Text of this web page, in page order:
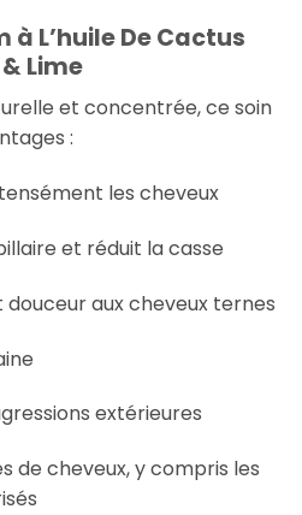
L’huile De Cactus
Lime
et concentrée, ce soin
:
les cheveux
et réduit la casse
aux cheveux ternes
extérieures
de cheveux, y compris les